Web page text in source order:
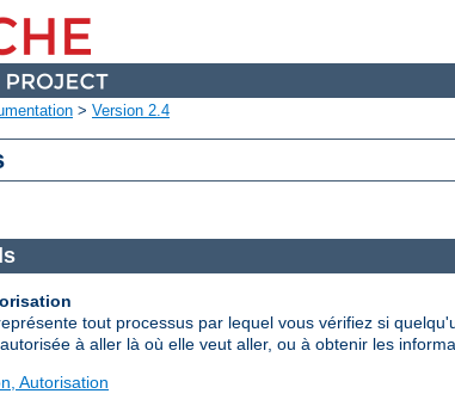
> Version 2.4
tout processus par lequel vous vérifiez si
à aller là où elle veut aller, ou à obtenir les
Autorisation